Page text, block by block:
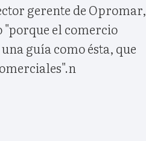
gerente de Opromar,
el comercio
guía como ésta, que